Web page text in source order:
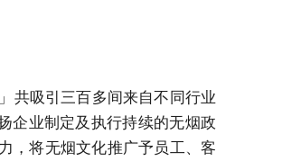
共吸引三百多间来自不同行业
企业制定及执行持续的无烟政
，将无烟文化推广予员工、客